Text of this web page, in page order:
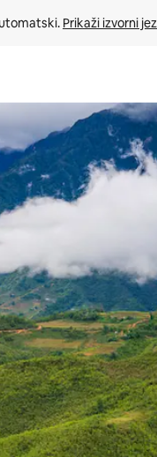
Prikaži izvorni
dolje, kao i